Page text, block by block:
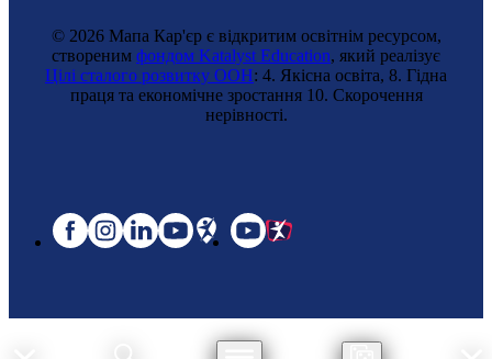
© 2026 Мапа Кар'єр є відкритим освітнім ресурсом,
створеним фондом Katalyst Education, який реалізує
Цілі сталого розвитку ООН: 4. Якісна освіта, 8. Гідна
праця та економічне зростання 10. Cкорочення
нерівності.